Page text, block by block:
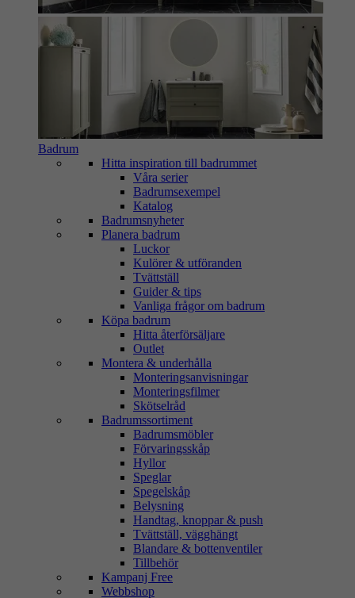
Badrum
Hitta inspiration till badrummet
Våra serier
Badrumsexempel
Katalog
Badrumsnyheter
Planera badrum
Luckor
Kulörer & utföranden
Tvättställ
Guider & tips
Vanliga frågor om badrum
Köpa badrum
Hitta återförsäljare
Outlet
Montera & underhålla
Monteringsanvisningar
Monteringsfilmer
Skötselråd
Badrumssortiment
Badrumsmöbler
Förvaringsskåp
Hyllor
Speglar
Spegelskåp
Belysning
Handtag, knoppar & push
Tvättställ, vägghängt
Blandare & bottenventiler
Tillbehör
Kampanj Free
Webbshop